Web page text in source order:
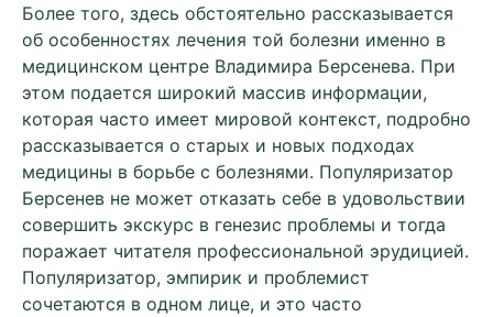
Более того, здесь обстоятельно рассказывается
об особенностях лечения той болезни именно в
медицинском центре Владимира Берсенева. При
этом подается широкий массив информации,
которая часто имеет мировой контекст, подробно
рассказывается о старых и новых подходах
медицины в борьбе с болезнями. Популяризатор
Берсенев не может отказать себе в удовольствии
совершить экскурс в генезис проблемы и тогда
поражает читателя профессиональной эрудицией.
Популяризатор, эмпирик и проблемист
сочетаются в одном лице, и это часто